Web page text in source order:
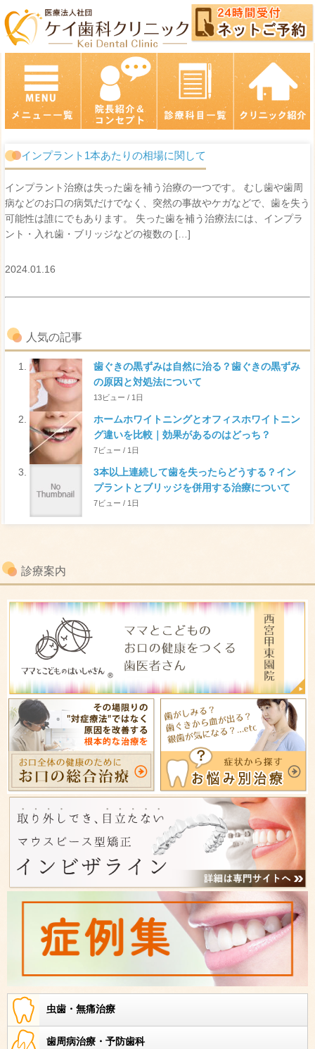
インプラント1本あたりの相場に関して
インプラント治療は失った歯を補う治療の一つです。 むし歯や歯周
病などのお口の病気だけでなく、突然の事故やケガなどで、歯を失う
可能性は誰にでもあります。 失った歯を補う治療法には、インプラ
ント・入れ歯・ブリッジなどの複数の […]
2024.01.16
人気の記事
歯ぐきの黒ずみは自然に治る？歯ぐきの黒ずみ
の原因と対処法について
13ビュー / 1日
ホームホワイトニングとオフィスホワイトニン
グ違いを比較｜効果があるのはどっち？
7ビュー / 1日
3本以上連続して歯を失ったらどうする？イン
プラントとブリッジを併用する治療について
7ビュー / 1日
診療案内
虫歯・無痛治療
歯周病治療・予防歯科